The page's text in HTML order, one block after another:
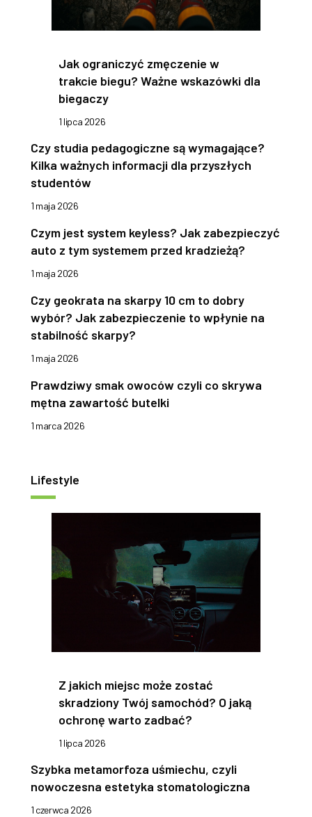
Jak ograniczyć zmęczenie w
trakcie biegu? Ważne wskazówki dla
biegaczy
1 lipca 2026
Czy studia pedagogiczne są wymagające?
Kilka ważnych informacji dla przyszłych
studentów
1 maja 2026
Czym jest system keyless? Jak zabezpieczyć
auto z tym systemem przed kradzieżą?
1 maja 2026
Czy geokrata na skarpy 10 cm to dobry
wybór? Jak zabezpieczenie to wpłynie na
stabilność skarpy?
1 maja 2026
Prawdziwy smak owoców czyli co skrywa
mętna zawartość butelki
1 marca 2026
Lifestyle
Z jakich miejsc może zostać
skradziony Twój samochód? O jaką
ochronę warto zadbać?
1 lipca 2026
Szybka metamorfoza uśmiechu, czyli
nowoczesna estetyka stomatologiczna
1 czerwca 2026